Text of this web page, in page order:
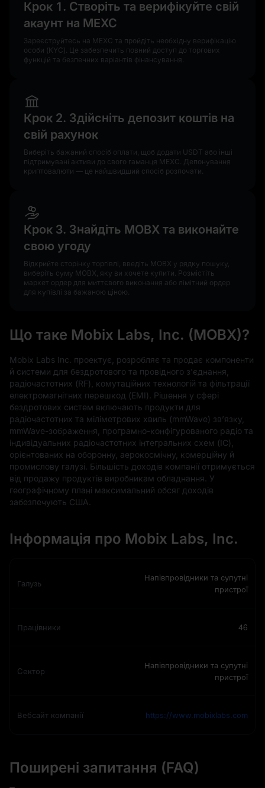
Крок 1. Створіть та верифікуйте свій
акаунт на MEXC
Зареєструйтесь на MEXC та пройдіть необхідну верифікацію
особи (KYC). Це забезпечить повний доступ до торгових
функцій та безпечних варіантів фінансування.
Крок 2. Здійсніть депозит коштів на
свій рахунок
Виберіть бажаний спосіб оплати, щоб додати USDT або інші
підтримувані активи до свого гаманця MEXC. Депонування
криптовалюти — це найшвидший спосіб розпочати.
Крок 3. Знайдіть MOBX та виконайте
свою угоду
Відкрийте сторінку торгівлі, введіть MOBX у рядку пошуку,
виберіть суму MOBX, яку ви хочете купити. Розмістіть
маркет ордер для миттєвого виконання або лімітний ордер
для купівлі за бажаною ціною.
Що таке Mobix Labs, Inc. (MOBX)?
Mobix Labs Inc. проектує, розробляє та продає компоненти
й системи для бездротового та провідного з'єднання,
радіочастотних (RF), комутаційних технологій та фільтрації
електромагнітних перешкод (EMI). Рішення у сфері
бездротових систем включають продукти для
радіочастотних та міліметрових хвиль (mmWave) зв’язку,
mmWave-зображення, програмно-конфігурованого радіо та
індивідуальних радіочастотних інтегральних схем (IC),
орієнтованих на оборонну, аерокосмічну, комерційну й
промислову галузі. Більшість доходів компанії отримується
від продажу продуктів виробникам обладнання. У
географічному плані максимальний обсяг доходів
забезпечують США.
Інформація про Mobix Labs, Inc.
Галузь
Напівпровідники та супутні
пристрої
Працівники 46
Сектор
Напівпровідники та супутні
пристрої
Вебсайт компанії https://www.mobixlabs.com
Поширені запитання (FAQ)